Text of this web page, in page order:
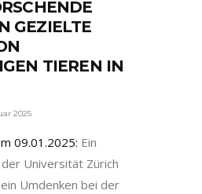
GEZIELTE
TIEREN IN
2025
09.01.2025: Ein
Universität Zürich
Umdenken bei der